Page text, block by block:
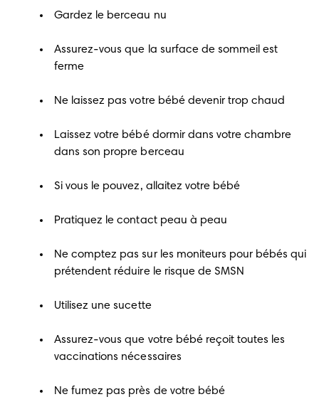
Gardez le berceau nu
Assurez-vous que la surface de sommeil est
ferme
Ne laissez pas votre bébé devenir trop chaud
Laissez votre bébé dormir dans votre chambre
dans son propre berceau
Si vous le pouvez, allaitez votre bébé
Pratiquez le contact peau à peau
Ne comptez pas sur les moniteurs pour bébés qui
prétendent réduire le risque de SMSN
Utilisez une sucette
Assurez-vous que votre bébé reçoit toutes les
vaccinations nécessaires
Ne fumez pas près de votre bébé